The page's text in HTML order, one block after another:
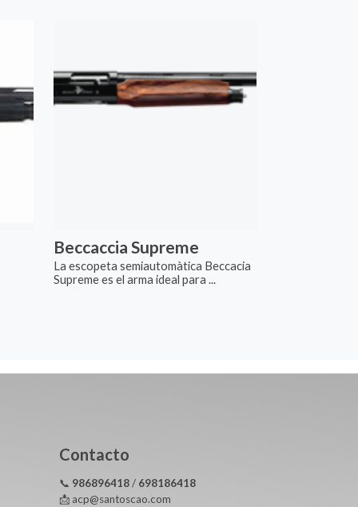
Beccaccia Supreme
La escopeta semiautomàtica Beccacia
Supreme es el arma ideal para ...
Contacto
📞 986896418/ 698186418
📩 acp@santoscao.com